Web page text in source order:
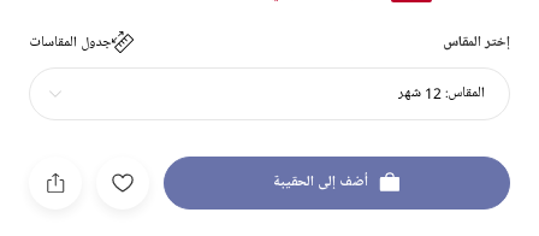
إختر المقاس جدول المقاسات
المقاس:12 شهر
أضف إلى الحقيبة